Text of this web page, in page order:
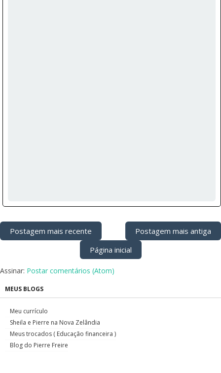
Postagem mais recente
Postagem mais antiga
Página inicial
Assinar: Postar comentários (Atom)
MEUS BLOGS
Meu currículo
Sheila e Pierre na Nova Zelândia
Meus trocados ( Educação financeira )
Blog do Pierre Freire